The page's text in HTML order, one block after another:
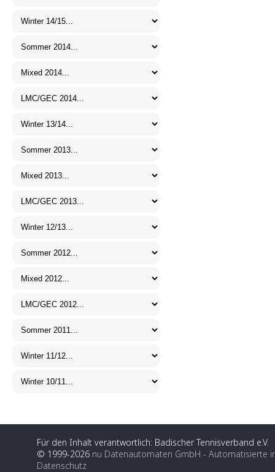
Für den Inhalt verantwortlich: Badischer Tennisverband e.V.
© 1999-2026 nu Datenautomaten GmbH - Automatisierte
Datenschutz